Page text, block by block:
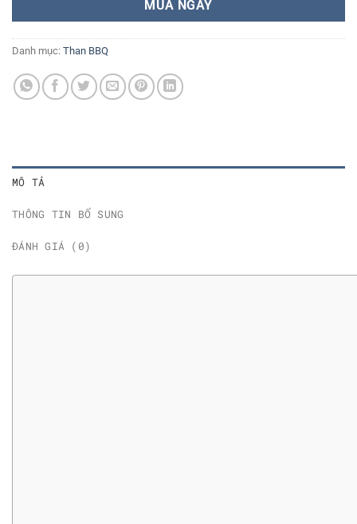
MUA NGAY
Danh mục: Than BBQ
MÔ TẢ
THÔNG TIN BỔ SUNG
ĐÁNH GIÁ (0)